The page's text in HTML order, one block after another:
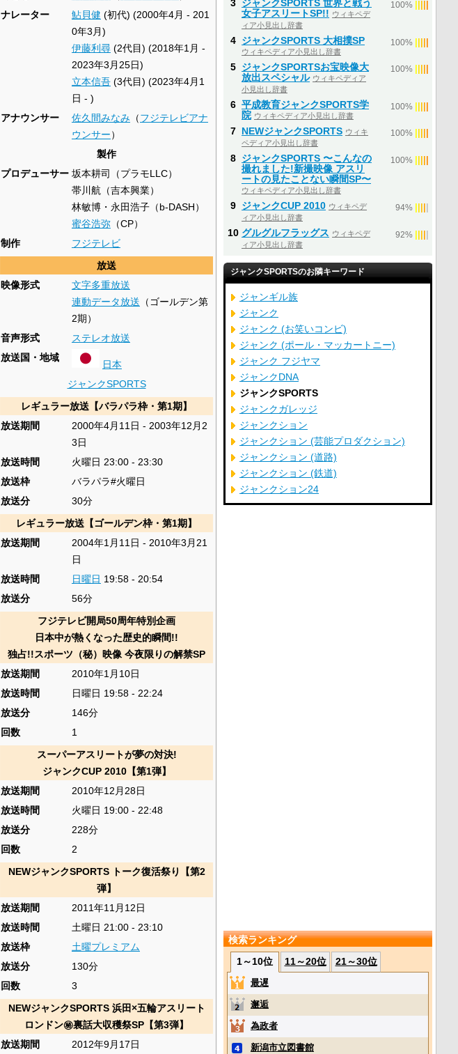
ナレーター
鮎貝健 (初代) (2000年4月 - 201
0年3月)
伊藤利尋 (2代目) (2018年1月 -
2023年3月25日)
立本信吾 (3代目) (2023年4月1
日 - )
アナウンサー
佐久間みなみ （フジテレビアナ
ウンサー）
製作
プロデューサー 坂本耕司（プラモLLC）
帯川航（吉本興業）
林敏博・永田浩子（b-DASH）
蜜谷浩弥 （CP）
制作
フジテレビ
放送
映像形式
文字多重放送
連動データ放送 （ゴールデン第
2期）
音声形式
ステレオ放送
放送国・地域
日本
ジャンクSPORTS
レギュラー放送【バラパラ枠・第1期】
放送期間
2000年4月11日 - 2003年12月2
3日
放送時間
火曜日 23:00 - 23:30
放送枠
バラパラ#火曜日
放送分
30分
レギュラー放送【ゴールデン枠・第1期】
放送期間
2004年1月11日 - 2010年3月21
日
放送時間
日曜日 19:58 - 20:54
放送分
56分
フジテレビ開局50周年特別企画
日本中が熱くなった歴史的瞬間!!
独占!!スポーツ（秘）映像 今夜限りの解禁SP
放送期間
2010年1月10日
放送時間
日曜日 19:58 - 22:24
放送分
146分
回数
1
スーパーアスリートが夢の対決!
ジャンクCUP 2010【第1弾】
放送期間
2010年12月28日
放送時間
火曜日 19:00 - 22:48
放送分
228分
回数
2
NEWジャンクSPORTS トーク復活祭り【第2
弾】
放送期間
2011年11月12日
放送時間
土曜日 21:00 - 23:10
放送枠
土曜プレミアム
放送分
130分
回数
3
NEWジャンクSPORTS 浜田×五輪アスリート
ロンドン㊙裏話大収穫祭SP【第3弾】
放送期間
2012年9月17日
3 ジャンクSPORTS 世界と戦う
女子アスリートSP!! ウィキペデ
ィア小見出し辞書
100%
4 ジャンクSPORTS 大相撲SP
ウィキペディア小見出し辞書
100%
5 ジャンクSPORTSお宝映像大
放出スペシャル ウィキペディア
小見出し辞書
100%
6 平成教育ジャンクSPORTS学
院 ウィキペディア小見出し辞書
100%
7 NEWジャンクSPORTS ウィキ
ペディア小見出し辞書
100%
8 ジャンクSPORTS 〜こんなの
撮れました!新撮映像 アスリ
ートの見たことない瞬間SP〜
ウィキペディア小見出し辞書
100%
9 ジャンクCUP 2010 ウィキペデ
ィア小見出し辞書
94%
10 グルグルフラッグス ウィキペデ
ィア小見出し辞書
92%
ジャンクSPORTSのお隣キーワード
ジャンギル族
ジャンク
ジャンク (お笑いコンビ)
ジャンク (ポール・マッカートニー)
ジャンク フジヤマ
ジャンクDNA
ジャンクSPORTS
ジャンクガレッジ
ジャンクション
ジャンクション (芸能プロダクション)
ジャンクション (道路)
ジャンクション (鉄道)
ジャンクション24
検索ランキング
1～10位
11～20位 21～30位
最遅
邂逅
為政者
新潟市立図書館